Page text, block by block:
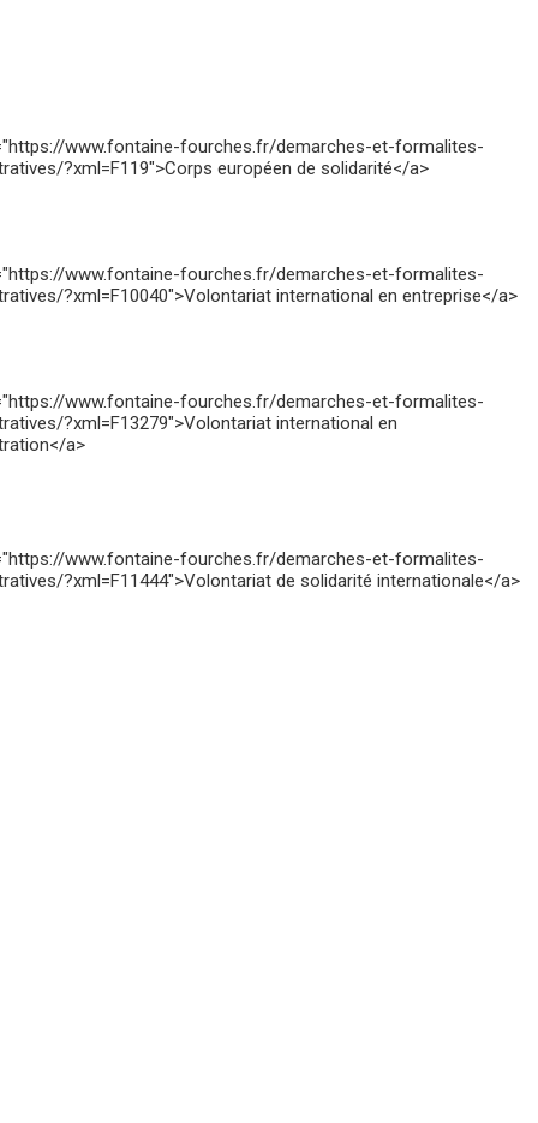
www.fontaine-fourches.fr/demarches-et-formalites-
?xml=F119">Corps européen de solidarité</a>
www.fontaine-fourches.fr/demarches-et-formalites-
?xml=F10040">Volontariat international en entreprise</a>
www.fontaine-fourches.fr/demarches-et-formalites-
?xml=F13279">Volontariat international en
a>
www.fontaine-fourches.fr/demarches-et-formalites-
?xml=F11444">Volontariat de solidarité internationale</a>